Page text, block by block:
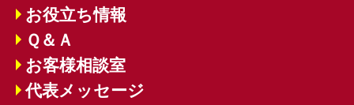
お役立ち情報
Ｑ＆Ａ
お客様相談室
代表メッセージ